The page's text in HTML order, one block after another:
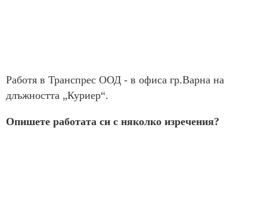
Работя в Транспрес ООД - в офиса гр.Варна на
длъжността „Куриер“.
Опишете работата си с няколко изречения?